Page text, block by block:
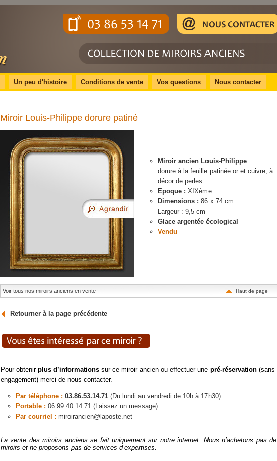
Un peu d'histoire Conditions de vente Vos questions Nous contacter
Miroir Louis-Philippe dorure patiné
Miroir ancien Louis-Philippe
dorure à la feuille patinée or et cuivre, à
décor de perles.
Epoque : XIXème
Dimensions : 86 x 74 cm
Largeur : 9,5 cm
Glace argentée écological
Vendu
Voir tous nos miroirs anciens en vente Haut de page
Retourner à la page précédente
Pour obtenir plus d’informations sur ce miroir ancien ou effectuer une pré-réservation (sans
engagement) merci de nous contacter.
Par téléphone : 03.86.53.14.71 (Du lundi au vendredi de 10h à 17h30)
Portable : 06.99.40.14.71 (Laissez un message)
Par courriel : miroirancien@laposte.net
La vente des miroirs anciens se fait uniquement sur notre internet. Nous n’achetons pas de
miroirs et ne proposons pas de services d’expertises.